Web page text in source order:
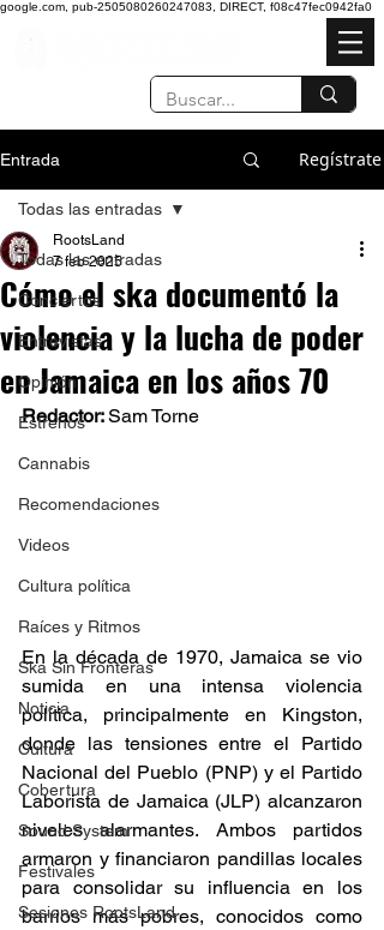
google.com, pub-2505080260247083, DIRECT, f08c47fec0942fa0
Entrada Regístrate
Todas las entradas
Conciertos
Entrevistas
Opinión
Estrenos
Cannabis
Recomendaciones
Videos
Cultura política
Raíces y Ritmos
Ska Sin Fronteras
Noticia
Cultura
Cobertura
Sound System
Festivales
Sesiones RootsLand
Todas las entradas
Cómo el ska documentó la
violencia y la lucha de poder
en Jamaica en los años 70
RootsLand
7 feb 2025
Redactor: Sam Torne
En la década de 1970, Jamaica se vio
sumida en una intensa violencia
política, principalmente en Kingston,
donde las tensiones entre el Partido
Nacional del Pueblo (PNP) y el Partido
Laborista de Jamaica (JLP) alcanzaron
niveles alarmantes. Ambos partidos
armaron y financiaron pandillas locales
para consolidar su influencia en los
barrios más pobres, conocidos como